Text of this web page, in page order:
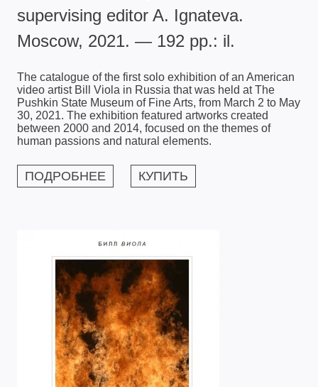
supervising editor A. Ignateva.
Moscow, 2021. — 192 pp.: il.
The catalogue of the first solo exhibition of an American
video artist Bill Viola in Russia that was held at The
Pushkin State Museum of Fine Arts, from March 2 to May
30, 2021. The exhibition featured artworks created
between 2000 and 2014, focused on the themes of
human passions and natural elements.
ПОДРОБНЕЕ КУПИТЬ